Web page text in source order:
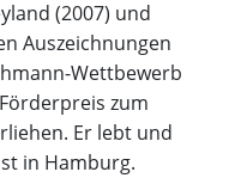
(2007) und
Auszeichnungen
Wettbewerb
zum
Er lebt und
in Hamburg.